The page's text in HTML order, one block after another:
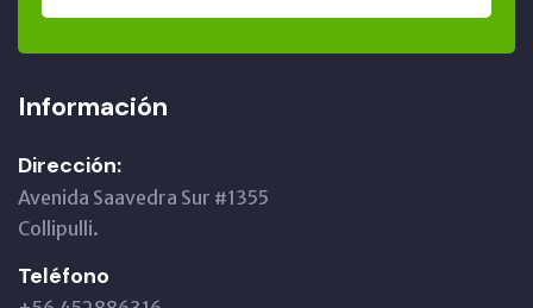
Información
Dirección:
Avenida Saavedra Sur #1355
Collipulli.
Teléfono